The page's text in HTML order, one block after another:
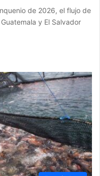
de 2026, el flujo de
y El Salvador